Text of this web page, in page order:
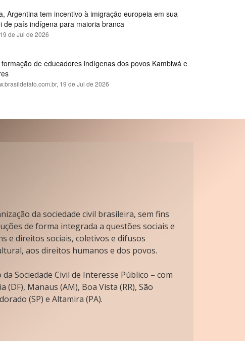
Argentina tem incentivo à imigração europeia em sua
de país indígena para maioria branca
19 de Jul de 2026
de educadores indígenas dos povos Kambiwá e
19 de Jul de 2026
da sociedade civil brasileira, sem fins
de forma integrada a questões sociais e
e direitos sociais, coletivos e difusos
aos direitos humanos e dos povos.
Sociedade Civil de Interesse Público – com
(DF), Manaus (AM), Boa Vista (RR), São
(SP) e Altamira (PA).